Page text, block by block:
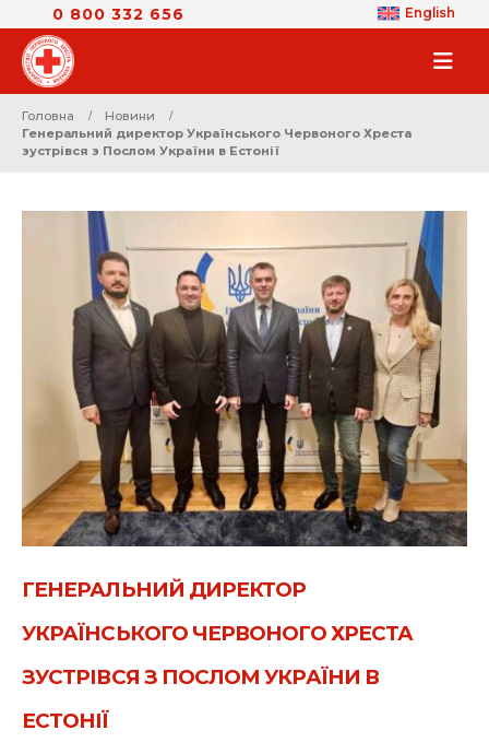
0 800 332 656 English
Головна
Новини
Генеральний директор Українського Червоного Хреста
зустрівся з Послом України в Естонії
ГЕНЕРАЛЬНИЙ ДИРЕКТОР
УКРАЇНСЬКОГО ЧЕРВОНОГО ХРЕСТА
ЗУСТРІВСЯ З ПОСЛОМ УКРАЇНИ В
ЕСТОНІЇ